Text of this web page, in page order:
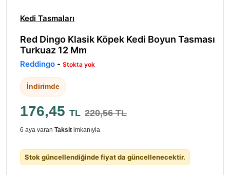
Kedi Tasmaları
Red Dingo Klasik Köpek Kedi Boyun Tasması
Turkuaz 12 Mm
Reddingo - Stokta yok
İndirimde
176,45 TL 220,56 TL
6 aya varan Taksit imkanıyla
Stok güncellendiğinde fiyat da güncellenecektir.